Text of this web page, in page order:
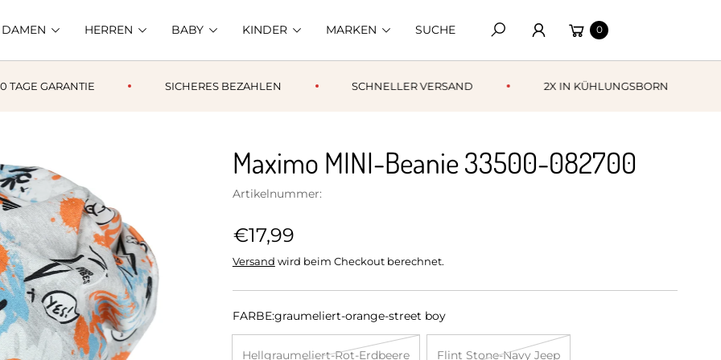
DAMEN HERREN BABY KINDER MARKEN SUCHE
Suchen
Warenkorb
0
GARANTIE SICHERES BEZAHLEN SCHNELLER VERSAND 2X IN KÜHLUNGSBORN
Maximo MINI-Beanie 33500-082700
Artikelnummer:
€17,99
Versand wird beim Checkout berechnet.
FARBE:graumeliert-orange-street boy
Hellgraumeliert-Rot-Erdbeere Flint Stone-Navy Jeep